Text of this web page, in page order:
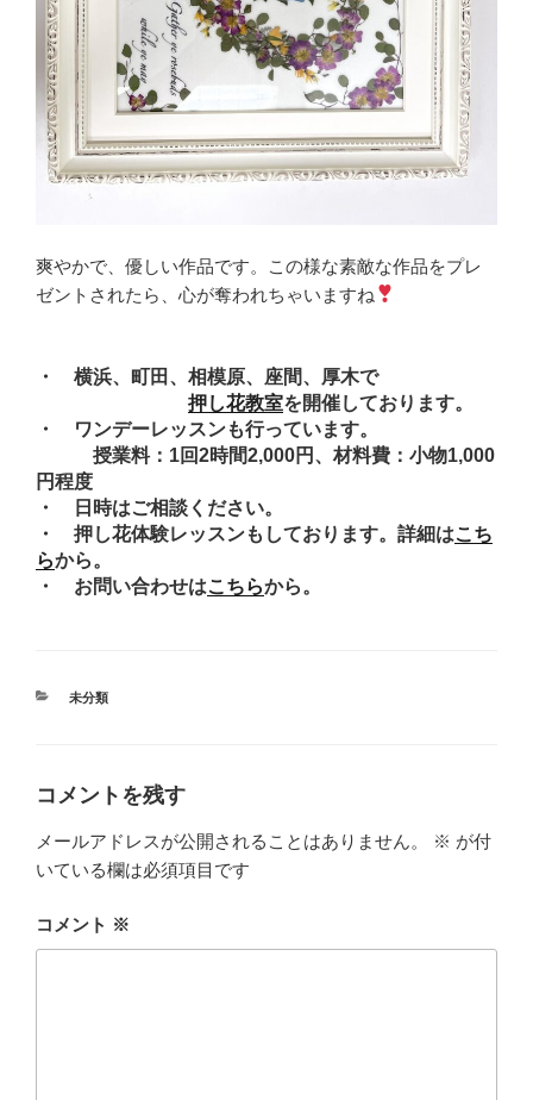
爽やかで、優しい作品です。この様な素敵な作品をプレ
ゼントされたら、心が奪われちゃいますね
・ 横浜、町田、相模原、座間、厚木で
押し花教室を開催しております。
・ ワンデーレッスンも行っています。
授業料：1回2時間2,000円、材料費：小物1,000
円程度
・ 日時はご相談ください。
・ 押し花体験レッスンもしております。詳細はこち
らから。
・ お問い合わせはこちらから。
カ
未分類
コメントを残す
メールアドレスが公開されることはありません。 ※ が付
いている欄は必須項目です
コメント ※